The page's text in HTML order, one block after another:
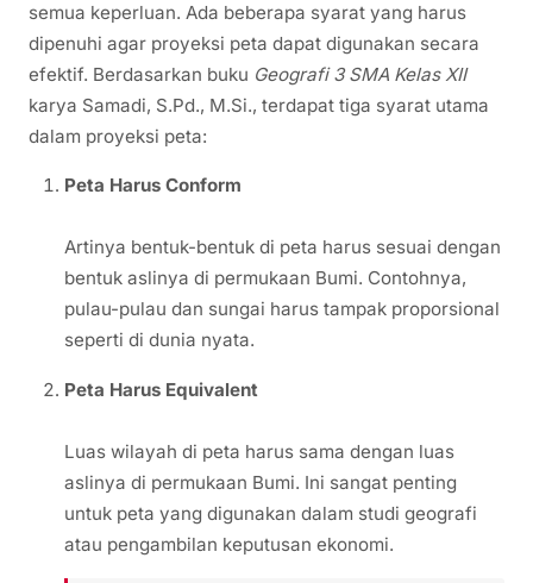
semua keperluan. Ada beberapa syarat yang harus
dipenuhi agar proyeksi peta dapat digunakan secara
efektif. Berdasarkan buku Geografi 3 SMA Kelas XII
karya Samadi, S.Pd., M.Si., terdapat tiga syarat utama
dalam proyeksi peta:
Peta Harus Conform
Artinya bentuk-bentuk di peta harus sesuai dengan
bentuk aslinya di permukaan Bumi. Contohnya,
pulau-pulau dan sungai harus tampak proporsional
seperti di dunia nyata.
Peta Harus Equivalent
Luas wilayah di peta harus sama dengan luas
aslinya di permukaan Bumi. Ini sangat penting
untuk peta yang digunakan dalam studi geografi
atau pengambilan keputusan ekonomi.